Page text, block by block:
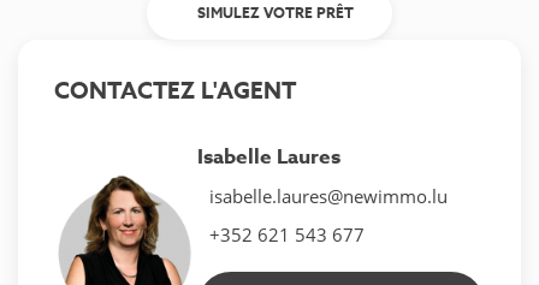
SIMULEZ VOTRE PRÊT
CONTACTEZ L'AGENT
Isabelle Laures
isabelle.laures@newimmo.lu
+352 621 543 677